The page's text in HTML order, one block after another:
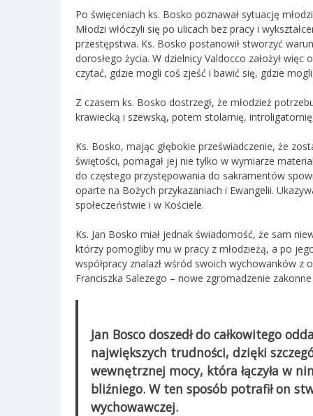
Po święceniach ks. Bosko poznawał sytuację
Młodzi włóczyli się po ulicach bez pracy i
przestępstwa. Ks. Bosko postanowił stworzyć
dorosłego życia. W dzielnicy Valdocco założył
czytać, gdzie mogli coś zjeść i bawić się, gdzie
Z czasem ks. Bosko dostrzegł, że młodzież
krawiecką i szewską, potem stolarnię,
Ks. Bosko, mając głębokie przeświadczenie, że
świętości, pomagał jej nie tylko w wymiarze
do częstego przystępowania do sakramentów
oparte na Bożych przykazaniach i Ewangelii.
społeczeństwie i w Kościele.
Ks. Jan Bosko miał jednak świadomość, że sam
którzy pomogliby mu w pracy z młodzieżą, a po
współpracy znalazł wśród swoich wychowanków z
Franciszka Salezego – nowe zgromadzenie
Jan Bosco doszedł do całkowitego
największych trudności, dzięki
wewnętrznej mocy, która łączyła w
bliźniego. W ten sposób potrafił on
wychowawczej.